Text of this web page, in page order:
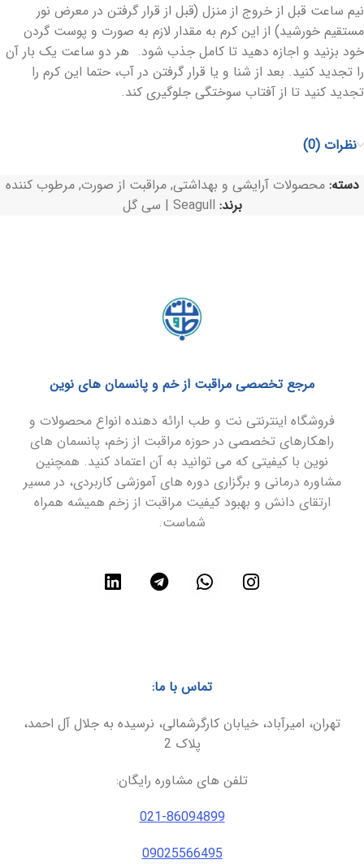
نیم ساعت قبل از خروج از منزل (قبل از قرار گرفتن در معرض نور
مستقیم خورشید) از این کرم به مقدار لازم به صورت و پوست گردن
خود بزنید و اجازه دهید تا کامل جذب شود. هر دو ساعت یک ‌بار آن
را تجدید کنید. بعد از شنا و یا قرار گرفتن در آب، حتما این کرم را
تجدید کنید تا از آفتاب‌ سوختگی جلوگیری کند.
نظرات (0)
دسته: محصولات آرایشی و بهداشتی, مراقبت از صورت, مرطوب کننده
برند: Seagull | سی گل
مرجع تخصصی مراقبت از خم و پانسمان های نوین
فروشگاه اینترنتی نت و طب ارائه دهنده انواع محصولات و
راهکارهای تخصصی در حوزه مراقبت از زخم، پانسمان های
نوین با کیفیتی که می توانید به آن اعتماد کنید. همچنین
مشاوره درمانی و برگزاری دوره های آموزشی کاربردی، در مسیر
ارتقای دانش و بهبود کیفیت مراقبت از زخم همیشه همراه
شماست.
تماس با ما:
تهران، امیرآباد، خیابان کارگرشمالی، نرسیده به جلال آل احمد،
پلاک 2
تلفن های مشاوره رایگان:
021-86094899
09025566495